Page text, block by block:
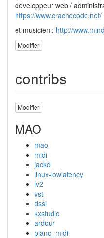
développeur web /
https://www.crachecode.net/
et musicien : http://
Modifier
contribs
Modifier
MAO
mao
midi
jackd
linux-lowlatency
lv2
vst
dssi
kxstudio
ardour
piano_midi